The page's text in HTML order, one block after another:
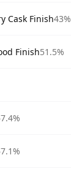
Cask Finish43%
Finish51.5%